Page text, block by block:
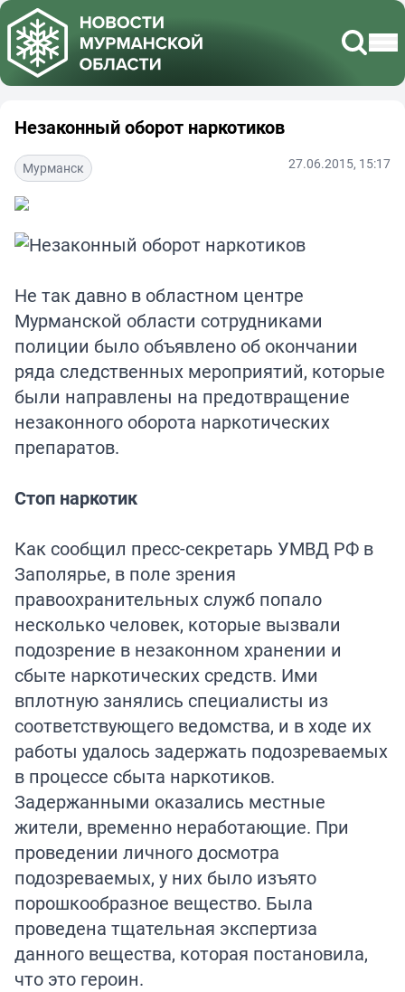
Незаконный оборот наркотиков
Мурманск 27.06.2015, 15:17
Не так давно в областном центре
Мурманской области сотрудниками
полиции было объявлено об окончании
ряда следственных мероприятий, которые
были направлены на предотвращение
незаконного оборота наркотических
препаратов.
Стоп наркотик
Как сообщил пресс-секретарь УМВД РФ в
Заполярье, в поле зрения
правоохранительных служб попало
несколько человек, которые вызвали
подозрение в незаконном хранении и
сбыте наркотических средств. Ими
вплотную занялись специалисты из
соответствующего ведомства, и в ходе их
работы удалось задержать подозреваемых
в процессе сбыта наркотиков.
Задержанными оказались местные
жители, временно неработающие. При
проведении личного досмотра
подозреваемых, у них было изъято
порошкообразное вещество. Была
проведена тщательная экспертиза
данного вещества, которая постановила,
что это героин.